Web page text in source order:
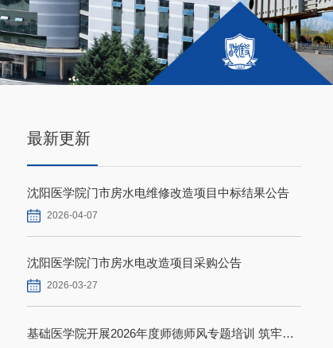
最新更新
沈阳医学院门市房水电维修改造项目中标结果公告
2026-04-07
沈阳医学院门市房水电改造项目采购公告
2026-03-27
基础医学院开展2026年度师德师风专题培训 筑牢育人思想根基